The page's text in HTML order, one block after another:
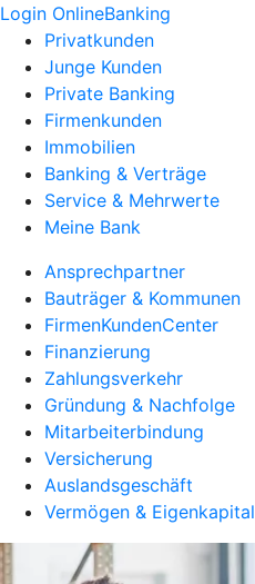
Login OnlineBanking
Privatkunden
Junge Kunden
Private Banking
Firmenkunden
Immobilien
Banking & Verträge
Service & Mehrwerte
Meine Bank
Ansprechpartner
Bauträger & Kommunen
FirmenKundenCenter
Finanzierung
Zahlungsverkehr
Gründung & Nachfolge
Mitarbeiterbindung
Versicherung
Auslandsgeschäft
Vermögen & Eigenkapital